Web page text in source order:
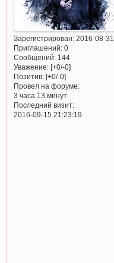
Зарегистрирован: 2016-08-31
Приглашений:0
Сообщений:144
Уважение: [+0/-0]
Позитив: [+0/-0]
Провел на форуме:
3 часа 13 минут
Последний визит:
2016-09-15 21:23:19